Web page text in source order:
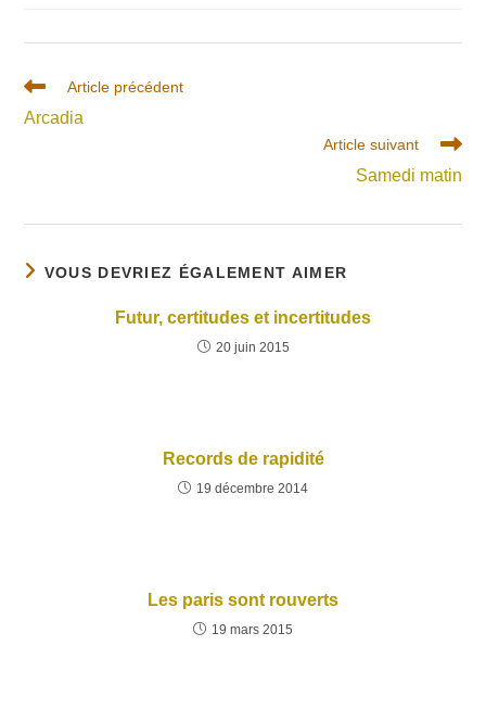
Read
articles
Article précédent
Arcadia
Article suivant
Samedi matin
VOUS DEVRIEZ ÉGALEMENT AIMER
Futur, certitudes et incertitudes
20 juin 2015
Records de rapidité
19 décembre 2014
Les paris sont rouverts
19 mars 2015